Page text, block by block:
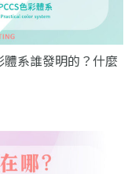
系誰發明的？什麼